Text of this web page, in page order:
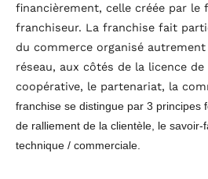
financièrement, celle créée par le
franchiseur. La franchise fait
du commerce organisé
réseau, aux côtés de la licence de
coopérative, le partenariat, la
franchise se distingue par 3 principes
de ralliement de la clientèle, le savoir-
technique / commerciale.